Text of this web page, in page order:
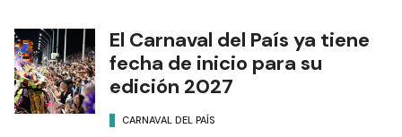
El Carnaval del País ya tiene
fecha de inicio para su
edición 2027
CARNAVAL DEL PAÍS